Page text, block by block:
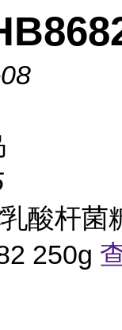
乳酸杆菌
250g